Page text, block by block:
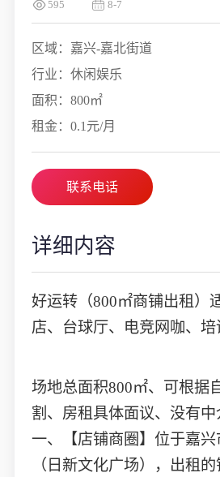
595 8-7
区域：嘉兴-嘉北街道
行业：休闲娱乐
面积：800㎡
租金：0.1元/月
联系电话
详细内容
好运转（800㎡商铺出租）
店、台球厅、电竞网咖、
场地总面积800㎡、可根据
割、房租具体面议、没有中
一、【店铺商圈】位于嘉
（日新文化广场），出租